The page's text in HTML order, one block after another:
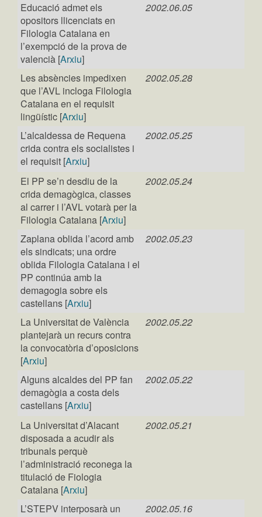
Educació admet els
opositors llicenciats en
Filologia Catalana en
l’exempció de la prova de
valencià [Arxiu]
2002.06.05
Les absències impedixen
que l’AVL incloga Filologia
Catalana en el requisit
lingüístic [Arxiu]
2002.05.28
L’alcaldessa de Requena
crida contra els socialistes i
el requisit [Arxiu]
2002.05.25
El PP se’n desdiu de la
crida demagògica, classes
al carrer i l’AVL votarà per la
Filologia Catalana [Arxiu]
2002.05.24
Zaplana oblida l’acord amb
els sindicats; una ordre
oblida Filologia Catalana i el
PP continúa amb la
demagogia sobre els
castellans [Arxiu]
2002.05.23
La Universitat de València
plantejarà un recurs contra
la convocatòria d’oposicions
[Arxiu]
2002.05.22
Alguns alcaldes del PP fan
demagògia a costa dels
castellans [Arxiu]
2002.05.22
La Universitat d’Alacant
disposada a acudir als
tribunals perquè
l’administració reconega la
titulació de Fiologia
Catalana [Arxiu]
2002.05.21
L’STEPV interposarà un
2002.05.16